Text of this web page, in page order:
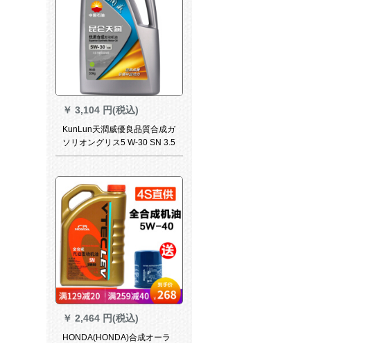
￥ 3,104 円(税込)
KunLun天潤威優良品質合成ガ
ソリオングリス5 W-30 SN 3.5
kg【新グーレド】自動車サズ
￥ 2,464 円(税込)
HONDA(HONDA)合成オーラ